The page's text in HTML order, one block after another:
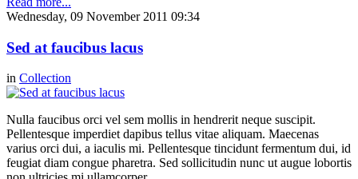
Wednesday, 09 November 2011 09:34
Sed at faucibus lacus
in Collection
Nulla faucibus orci vel sem mollis in hendrerit neque suscipit.
Pellentesque imperdiet dapibus tellus vitae aliquam. Maecenas
varius orci dui, a iaculis mi. Pellentesque tincidunt fermentum dui, id
feugiat diam congue pharetra. Sed sollicitudin nunc ut augue lobortis